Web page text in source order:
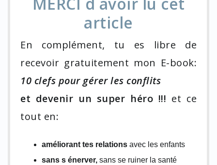
article
En complément, tu es libre de
recevoir gratuitement mon E-book:
10 clefs pour gérer les conflits
et devenir un super héro !!! et ce
tout en:
améliorant tes relations avec les enfants
sans s énerver, sans se ruiner la santé